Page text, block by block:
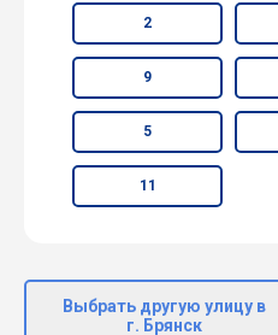
2
9
5
11
Выбрать другую улицу в
г. Брянск